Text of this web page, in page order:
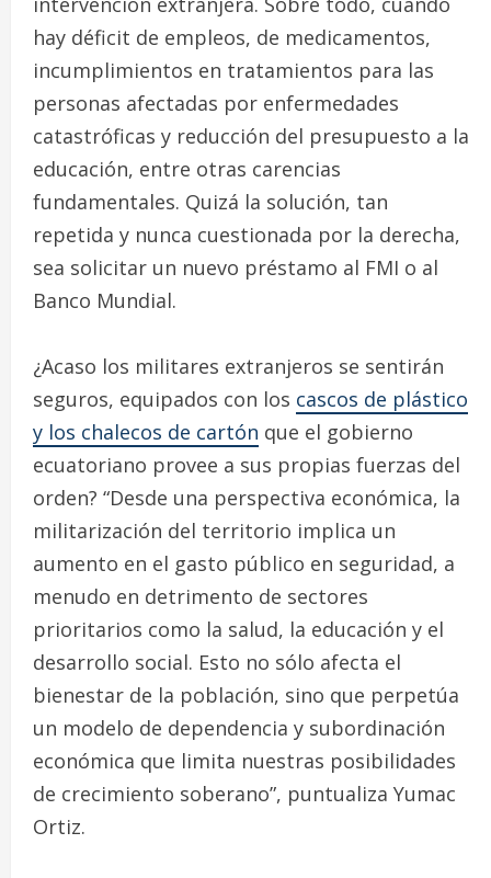
hay déficit de empleos, de medicamentos,
incumplimientos en tratamientos para las
personas afectadas por enfermedades
catastróficas y reducción del presupuesto a la
educación, entre otras carencias
fundamentales. Quizá la solución, tan
repetida y nunca cuestionada por la derecha,
sea solicitar un nuevo préstamo al FMI o al
Banco Mundial.
¿Acaso los militares extranjeros se sentirán
seguros, equipados con los cascos de plástico
y los chalecos de cartón que el gobierno
ecuatoriano provee a sus propias fuerzas del
orden? “Desde una perspectiva económica, la
militarización del territorio implica un
aumento en el gasto público en seguridad, a
menudo en detrimento de sectores
prioritarios como la salud, la educación y el
desarrollo social. Esto no sólo afecta el
bienestar de la población, sino que perpetúa
un modelo de dependencia y subordinación
económica que limita nuestras posibilidades
de crecimiento soberano”, puntualiza Yumac
Ortiz.